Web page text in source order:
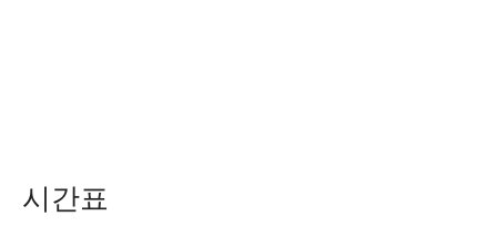
시간표